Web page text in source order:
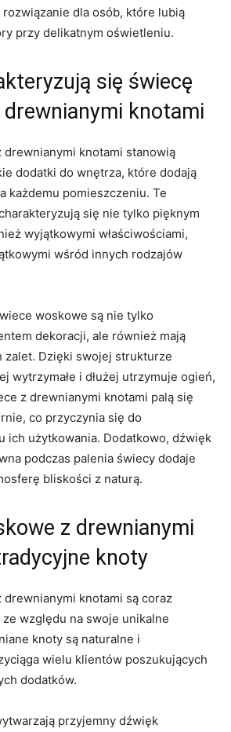
dla osób, które lubią
przy delikatnym ⁣oświetleniu.
się świecę
knotami
drewnianymi ⁢knotami stanowią
dodatki⁢ do wnętrza, ​które dodają
każdemu ⁢pomieszczeniu. Te
się ⁢nie tylko ​pięknym
wyjątkowymi właściwościami,
​wśród innych ⁢rodzajów
woskowe są nie tylko
dekoracji, ale również mają
zalet. Dzięki⁣ swojej⁤ strukturze
wytrzymałe i dłużej ⁣utrzymuje ogień,
z drewnianymi knotami palą się
co przyczynia ‌się do
ich użytkowania. Dodatkowo, dźwięk
podczas palenia świecy dodaje
‌bliskości z naturą.
z ⁤drewnianymi‍
‌knoty
knotami są ⁣coraz
względu na ​swoje unikalne
knoty⁣ są naturalne ⁢i
wielu klientów poszukujących
dodatków.
przyjemny dźwięk